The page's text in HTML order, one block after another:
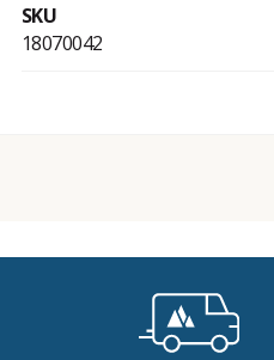
SKU
18070042